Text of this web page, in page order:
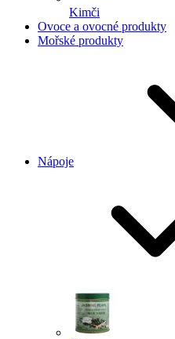
Kimči
Ovoce a ovocné produkty
Mořské produkty
Nápoje